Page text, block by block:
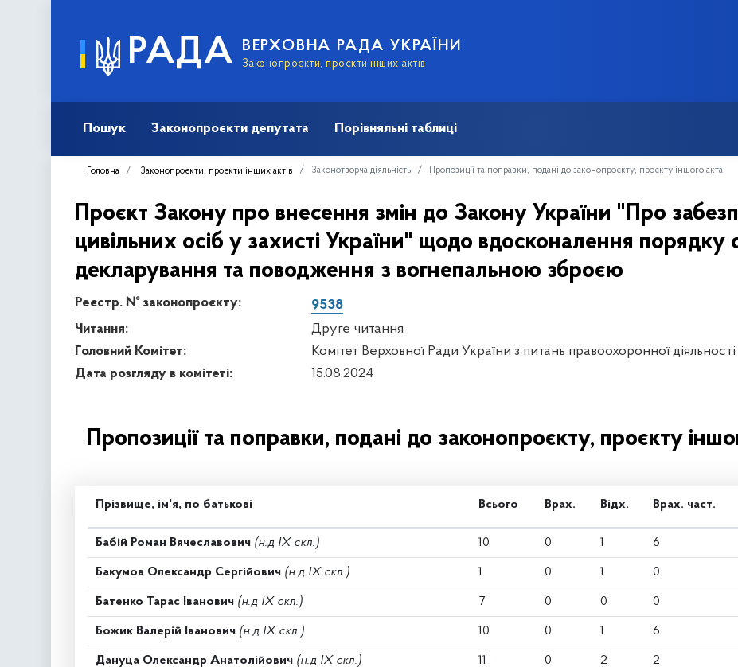
РАДА ВЕРХОВНА РАДА УКРАЇНИ
Законопроєкти, проєкти інших актів
Пошук Законопроєкти депутата Порівняльні таблиці
Головна Законопроєкти, проєкти інших актів Законотворча діяльність Пропозиції та поправки, подані до законопроєкту, проєкту іншого акта
Проєкт Закону про внесення змін до Закону України "Про
цивільних осіб у захисті України" щодо вдосконалення порядку
декларування та поводження з вогнепальною зброєю
Реєстр. № законопроєкту:
9538
Читання:
Друге читання
Головний Комітет:
Комітет Верховної Ради України з питань правоохоронної діяльності
Дата розгляду в комітеті:
15.08.2024
Пропозиції та поправки, подані до законопроєкту, проєкту
Прізвище, ім'я, по батькові Всього Врах. Відх. Врах. част.
Бабій Роман Вячеславович (н.д IX скл.) 10 0 1 6
Бакумов Олександр Сергійович (н.д IX скл.) 1 0 1 0
Батенко Тарас Іванович (н.д IX скл.) 7 0 0 0
Божик Валерій Іванович (н.д IX скл.) 10 0 1 6
Дануца Олександр Анатолійович (н.д IX скл.) 11 0 2 2